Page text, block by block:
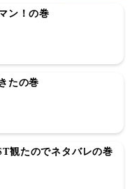
ン！の巻
たの巻
たのでネタバレの巻